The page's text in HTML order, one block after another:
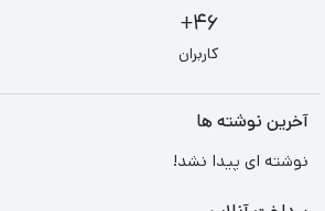
46+
کاربران
آخرین نوشته ها
نوشته ای پیدا نشد!